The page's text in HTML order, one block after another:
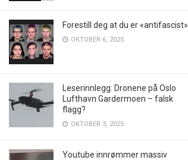
Forestill deg at du er «antifascist»
OKTOBER 6, 2025
Leserinnlegg: Dronene på Oslo
Lufthavn Gardermoen – falsk
flagg?
OKTOBER 3, 2025
Youtube innrømmer massiv